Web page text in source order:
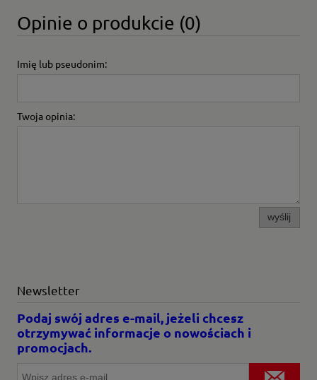
Opinie o produkcie (0)
Imię lub pseudonim:
Twoja opinia:
wyślij
Newsletter
Podaj swój adres e-mail, jeżeli chcesz
otrzymywać informacje o nowościach i
promocjach.